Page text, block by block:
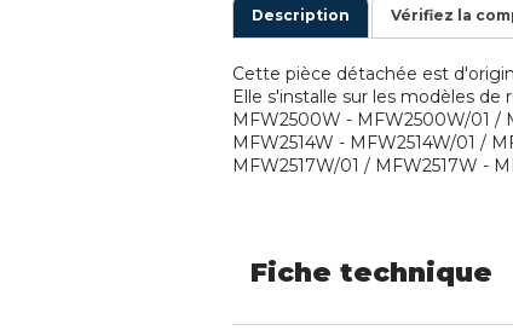
Description Vérifiez la
Cette pièce détachée est
Elle s'installe sur les modèles de
MFW2500W - MFW2500W/01 /
MFW2514W - MFW2514W/01 /
MFW2517W/01 / MFW2517W -
Fiche technique